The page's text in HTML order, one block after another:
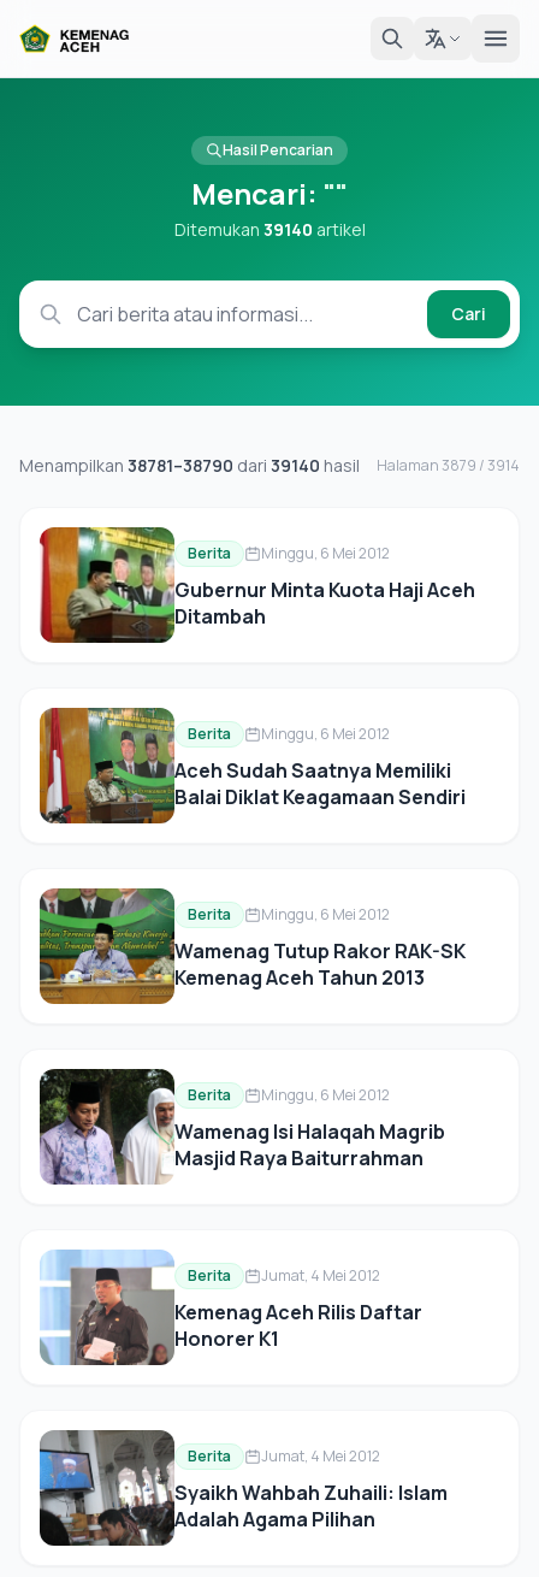
Hasil Pencarian
Mencari: ""
Ditemukan 39140 artikel
Cari
Menampilkan 38781–38790 dari 39140 hasil Halaman 3879 / 3914
Berita Minggu, 6 Mei 2012
Gubernur Minta Kuota Haji Aceh
Ditambah
Berita Minggu, 6 Mei 2012
Aceh Sudah Saatnya Memiliki
Balai Diklat Keagamaan Sendiri
Berita Minggu, 6 Mei 2012
Wamenag Tutup Rakor RAK-SK
Kemenag Aceh Tahun 2013
Berita Minggu, 6 Mei 2012
Wamenag Isi Halaqah Magrib
Masjid Raya Baiturrahman
Berita Jumat, 4 Mei 2012
Kemenag Aceh Rilis Daftar
Honorer K1
Berita Jumat, 4 Mei 2012
Syaikh Wahbah Zuhaili: Islam
Adalah Agama Pilihan